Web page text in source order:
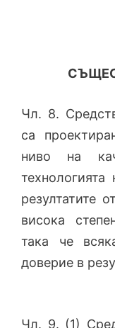
Чл. 8.
са
ниво на
резултатите
висока
така че
доверие в
Чл. 9. (1)